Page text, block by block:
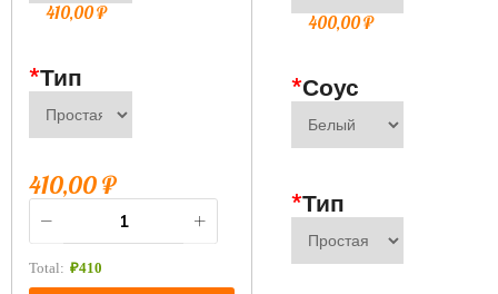
410,00₽
*Тип
410,00₽
Total: ₽410
400,00₽
*Соус
*Тип